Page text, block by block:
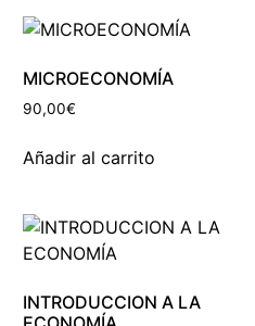
MICROECONOMÍA
90,00€
Añadir al carrito
INTRODUCCION A LA